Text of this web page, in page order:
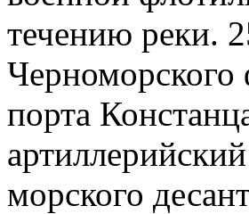
течению реки.
Черноморского
порта
морского